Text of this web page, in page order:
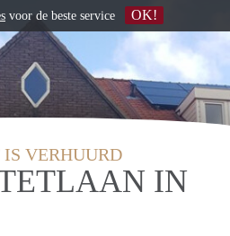
VERHUURD
IN
voor de beste service OK!